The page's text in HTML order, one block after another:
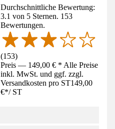
Durchschnittliche Bewertung:
3.1 von 5 Sternen. 153
Bewertungen.
(153)
Preis — 149,00 € * Alle Preise
inkl. MwSt. und ggf. zzgl.
Versandkosten pro ST149,00
€*/ ST